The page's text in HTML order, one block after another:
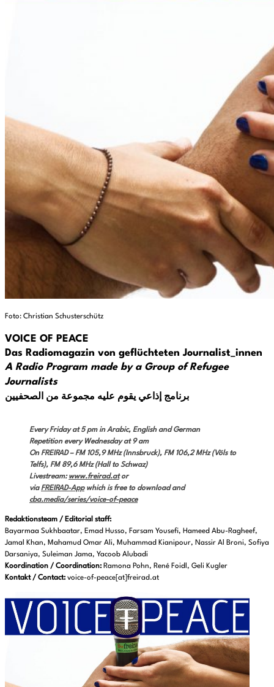
Foto: Christian Schusterschütz
VOICE OF PEACE
Das Radiomagazin von geflüchteten Journalist_innen
A Radio Program made by a Group of Refugee
Journalists
برنامج إذاعي يقوم عليه مجموعة من الصحفيين
Every Friday at 5 pm in Arabic, English and German
Repetition every Wednesday at 9 am
On FREIRAD –FM 105,9 MHz (Innsbruck), FM 106,2 MHz (Völs to
Telfs), FM 89,6 MHz (Hall to Schwaz)
Livestream:www.freirad.ator
viaFREIRAD-Appwhich is free to downloadand
cba.media/series/voice-of-peace
Redaktionsteam / Editorial staff:
Bayarmaa Sukhbaatar, Emad Husso, Farsam Yousefi, Hameed Abu-Ragheef,
Jamal Khan, Mahamud Omar Ali, Muhammad Kianipour, Nassir Al Broni, Sofiya
Darsaniya, Suleiman Jama, Yacoob Alubadi
Koordination / Coordination: Ramona Pohn, René Foidl, Geli Kugler
Kontakt / Contact: voice-of-peace[at]freirad.at